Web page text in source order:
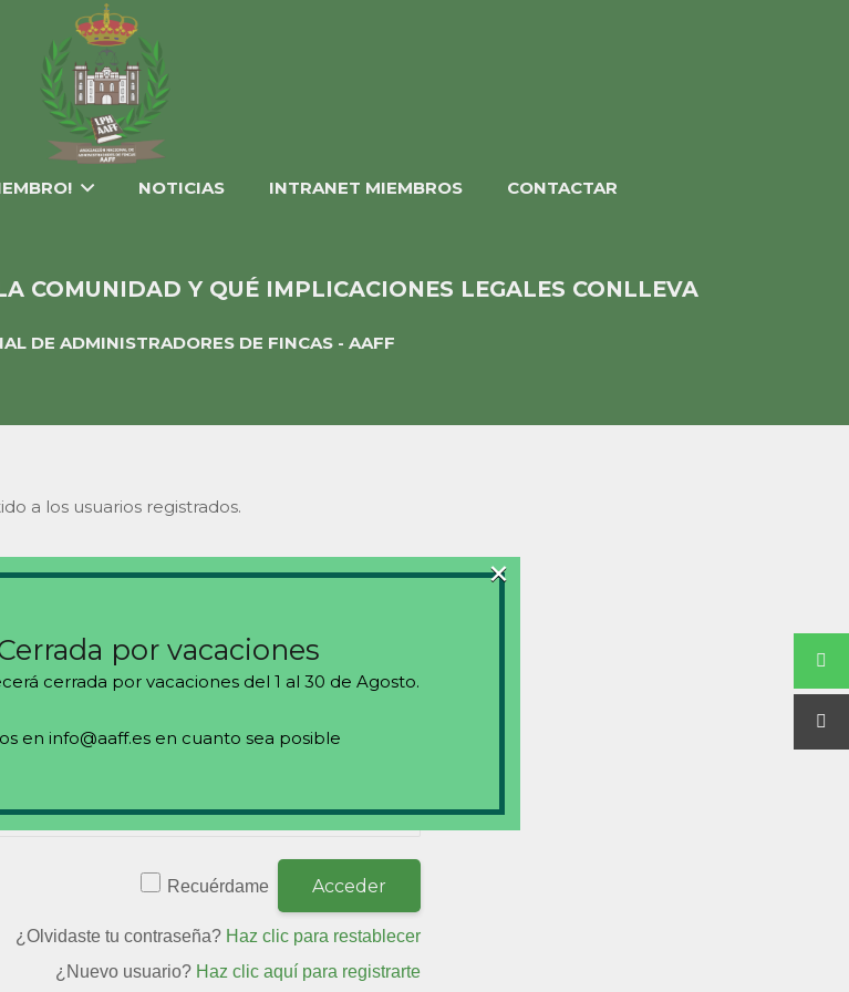
NOTICIAS INTRANET MIEMBROS CONTACTAR
COMUNIDAD Y QUÉ IMPLICACIONES LEGALES CONLLEVA
DE ADMINISTRADORES DE FINCAS - AAFF
a los usuarios registrados.
Recuérdame
¿Olvidaste tu contraseña? Haz clic para restablecer
¿Nuevo usuario? Haz clic aquí para registrarte
por vacaciones
cerrada por vacaciones del 1 al 30 de Agosto.
en info@aaff.es en cuanto sea posible
×